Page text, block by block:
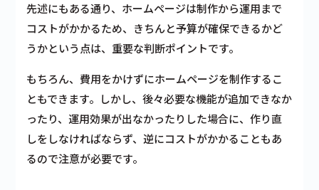
先述にもある通り、ホームページは制作から運用まで
コストがかかるため、きちんと予算が確保できるかど
うかという点は、重要な判断ポイントです。
もちろん、費用をかけずにホームページを制作するこ
ともできます。しかし、後々必要な機能が追加できなか
ったり、運用効果が出なかったりした場合に、作り直
しをしなければならず、逆にコストがかかることもあ
るので注意が必要です。